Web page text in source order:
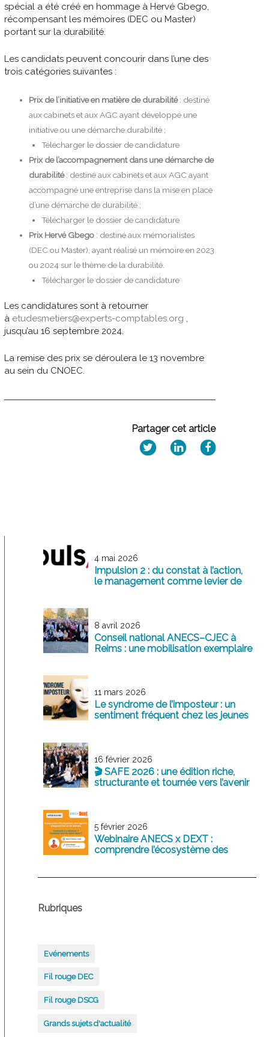
spécial a été créé en hommage à Hervé Gbego,
récompensant les mémoires (DEC ou Master)
portant sur la durabilité.
Les candidats peuvent concourir dans l’une des
trois catégories suivantes :
Prix de l’initiative en matière de durabilité: destiné
aux cabinets et aux AGC ayant développé une
initiative ou une démarche durabilité ;
Télécharger le dossier de candidature
Prix de l’accompagnement dans une démarche de
durabilité: destiné aux cabinets et aux AGC ayant
accompagné une entreprise dans la mise en place
d’une démarche de durabilité ;
Télécharger le dossier de candidature
Prix Hervé Gbego : destiné aux mémorialistes
(DEC ou Master), ayant réalisé un mémoire en 2023
ou 2024 sur le thème de la durabilité.
Télécharger le dossier de candidature
Les candidatures sont à retourner
à etudesmetiers@experts-comptables.org ,
jusqu’au 16 septembre 2024.
La remise des prix se déroulera le 13 novembre
au sein du CNOEC.
Partager cet article
4 mai 2026
Impulsion 2 : du constat à l’action,
le management comme levier de
8 avril 2026
Conseil national ANECS–CJEC à
Reims : une mobilisation exemplaire
11 mars 2026
Le syndrome de l’imposteur : un
sentiment fréquent chez les jeunes
16 février 2026
🎬 SAFE 2026 : une édition riche,
structurante et tournée vers l’avenir
5 février 2026
Webinaire ANECS x DEXT :
comprendre l’écosystème des
Rubriques
Evénements
Fil rouge DEC
Fil rouge DSCG
Grands sujets d'actualité